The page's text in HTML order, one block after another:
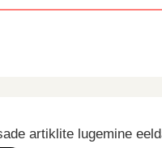
artiklite lugemine